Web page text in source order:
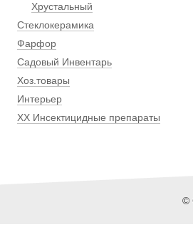
Хрустальный
Стеклокерамика
Фарфор
Садовый Инвентарь
Хоз.товары
Интерьер
ХХ Инсектицидные препараты
©